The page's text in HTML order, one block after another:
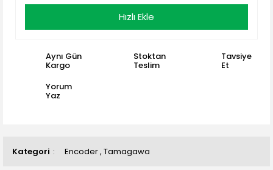
Kategori Encoder, Tamagawa
Hızlı Ekle
Aynı Gün
Kargo
Stoktan
Teslim
Tavsiye
Et
Yorum
Yaz